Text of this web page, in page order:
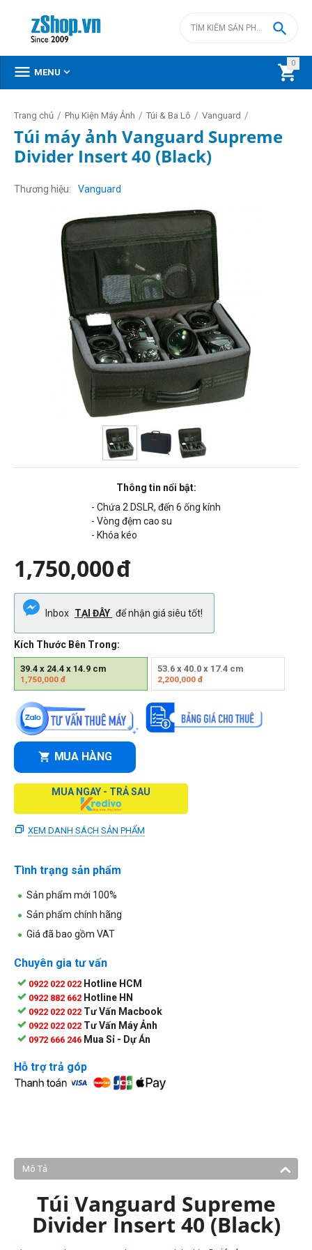
0


 MENU 
Trang chủ / Phụ Kiện Máy Ảnh / Túi & Ba Lô / Vanguard /
Túi máy ảnh Vanguard Supreme
Divider Insert 40 (Black)
Thương hiệu Vanguard
Thông tin nổi bật:
- Chứa 2 DSLR, đến 6 ống kính
- Vòng đệm cao su
- Khóa kéo
1,750,000đ
Inbox TẠI ĐÂY để nhận giá siêu tốt!
Kích Thước Bên Trong:
39.4 x 24.4 x 14.9 cm
1,750,000 đ
53.6 x 40.0 x 17.4 cm
2,200,000đ
MUA HÀNG
MUA NGAY - TRẢ SAU
XEM DANH SÁCH SẢN PHẨM
Tình trạng sản phẩm
Sản phẩm mới 100%
Sản phẩm chính hãng
Giá đã bao gồm VAT
Chuyên gia tư vấn
0922 022 022 Hotline HCM
0922 882 662 Hotline HN
0922 022 022 Tư Vấn Macbook
0922 022 022 Tư Vấn Máy Ảnh
0972 666 246 Mua Sỉ - Dự Án
Hỗ trợ trả góp
Mô Tả
Túi Vanguard Supreme
Divider Insert 40 (Black)